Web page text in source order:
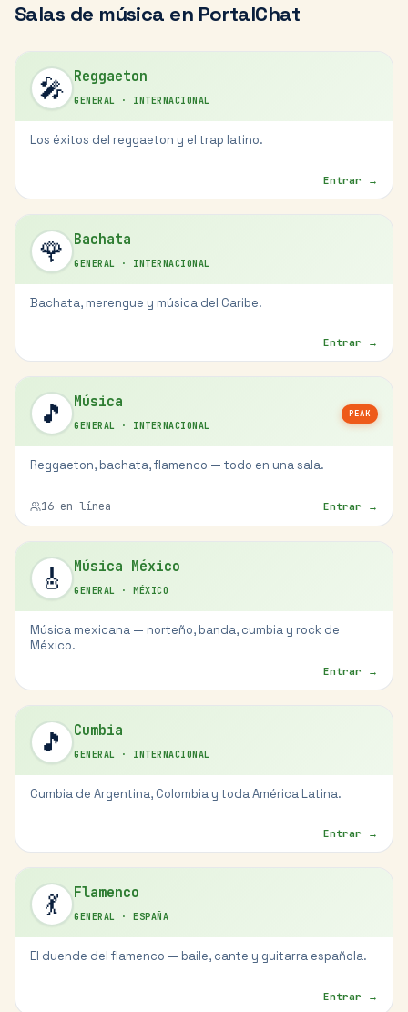
Salas de música en PortalChat
🎤 Reggaeton
GENERAL · INTERNACIONAL
Los éxitos del reggaeton y el trap latino.
Entrar →
🌹 Bachata
GENERAL · INTERNACIONAL
Bachata, merengue y música del Caribe.
Entrar →
🎵 Música
GENERAL · INTERNACIONAL
PEAK
Reggaeton, bachata, flamenco — todo en una sala.
16 en línea Entrar →
🎸 Música México
GENERAL · MÉXICO
Música mexicana — norteño, banda, cumbia y rock de
México.
Entrar →
🎵 Cumbia
GENERAL · INTERNACIONAL
Cumbia de Argentina, Colombia y toda América Latina.
Entrar →
💃 Flamenco
GENERAL · ESPAÑA
El duende del flamenco — baile, cante y guitarra española.
Entrar →